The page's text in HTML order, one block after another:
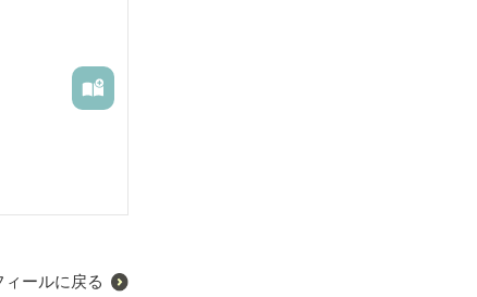
ィールに戻る